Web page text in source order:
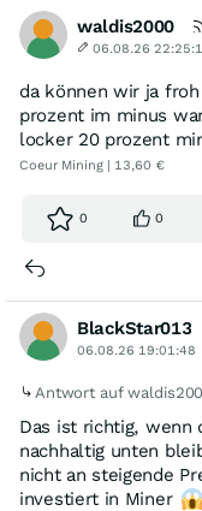
waldis2000
06.08.26
da können wir ja
prozent im minus
locker 20 prozent
Coeur Mining | 13,60 €
0 0
BlackStar013
06.08.26 19:01:48
Antwort auf
Das ist richtig, wenn
nachhaltig unten
nicht an steigende
investiert in Miner